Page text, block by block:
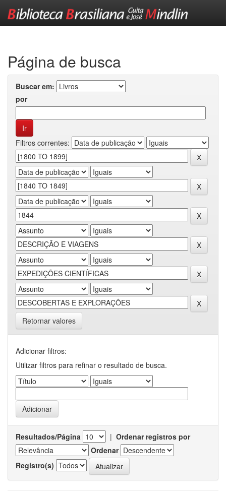
Página de busca
Buscar em:
por
Filtros correntes:
Retornar valores
Adicionar filtros:
Utilizar filtros para refinar o resultado de busca.
Resultados/Página | Ordenar registros por
Ordenar
Registro(s)